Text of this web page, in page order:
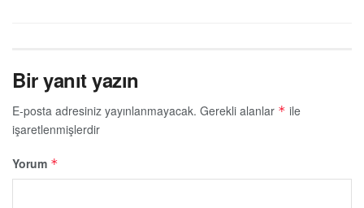
Bir yanıt yazın
E-posta adresiniz yayınlanmayacak. Gerekli alanlar * ile
işaretlenmişlerdir
Yorum *